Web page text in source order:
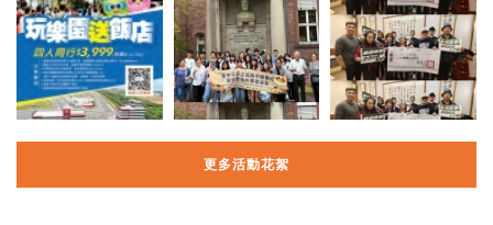
更多活動花絮